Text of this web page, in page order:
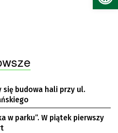
się budowa hali przy ul.
w parku”. W piątek pierwszy